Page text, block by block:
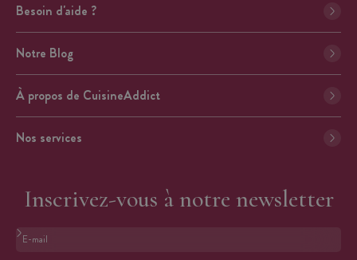
Besoin d'aide ?
Notre Blog
À propos de CuisineAddict
Nos services
Inscrivez-vous à notre newsletter
Format : adresse@email.com